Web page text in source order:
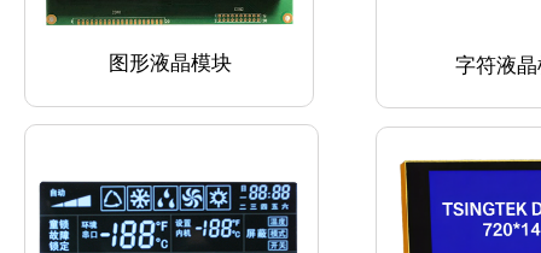
字符液
图形液晶模块